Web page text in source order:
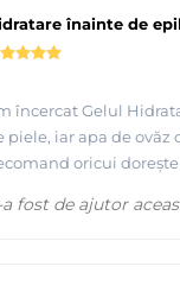
înainte de
încercat Gelul
piele, iar apa de
oricui
a fost de ajutor